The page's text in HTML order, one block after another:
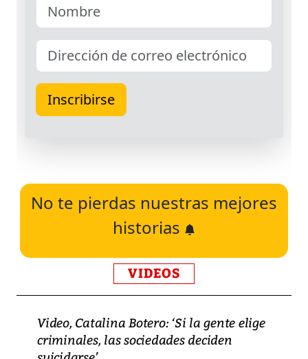
No te pierdas nuestras mejores
historias
VIDEOS
Video, Catalina Botero: ‘Si la gente elige
criminales, las sociedades deciden